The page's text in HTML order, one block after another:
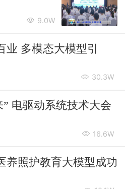
9.0W
业 多模态大模型引
30.3W
电驱动系统技术大会
16.6W
养照护教育大模型成功